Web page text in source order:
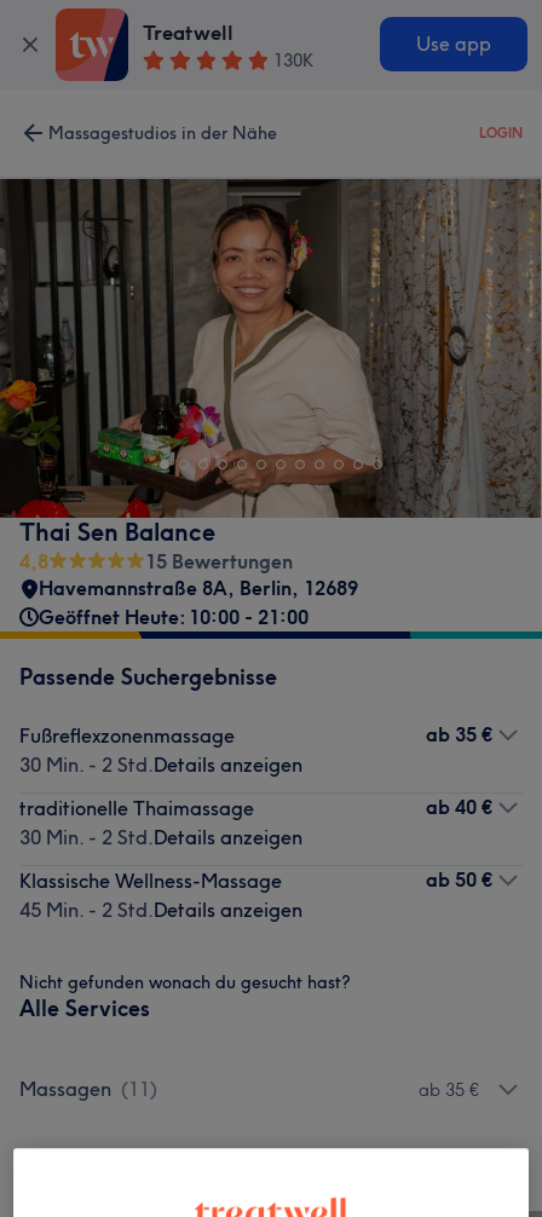
Treatwell
130K
Use app
Massagestudios in der Nähe LOGIN
Thai Sen Balance
4,8
15 Bewertungen
Havemannstraße 8A, Berlin, 12689
Geöffnet Heute: 10:00 - 21:00
Passende Suchergebnisse
Fußreflexzonenmassage
30 Min. - 2 Std.Details anzeigen
ab 35 €
traditionelle Thaimassage
30 Min. - 2 Std.Details anzeigen
ab 40 €
Klassische Wellness-Massage
45 Min. - 2 Std.Details anzeigen
ab 50 €
Nicht gefunden wonach du gesucht hast?
Alle Services
Massagen (11) ab 35 €
Bild anklicken für weitere Details